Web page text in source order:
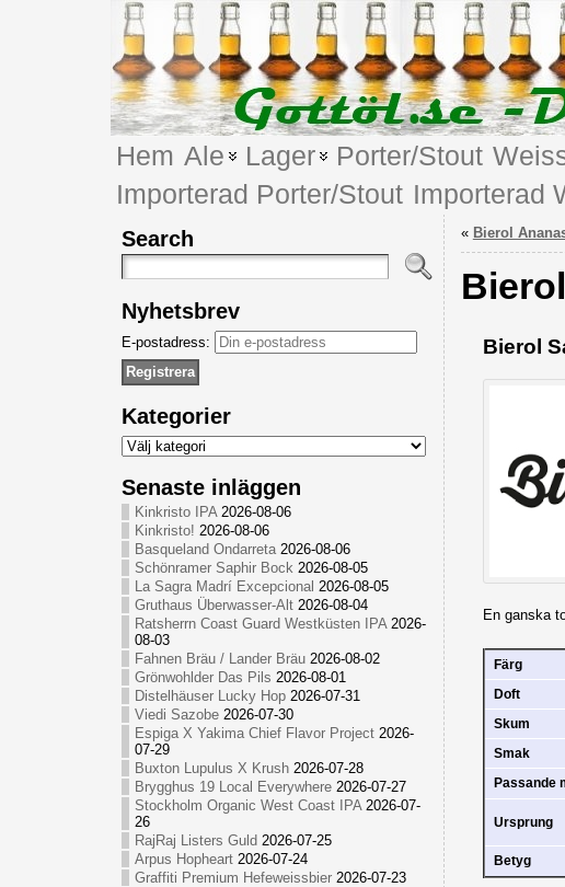
Hem Ale Lager Porter/Stout
Importerad Porter/Stout Importerad
Search
Nyhetsbrev
E-postadress:
Kategorier
Kategorier
Senaste inläggen
Kinkristo IPA 2026-08-06
Kinkristo! 2026-08-06
Basqueland Ondarreta 2026-08-06
Schönramer Saphir Bock 2026-08-05
La Sagra Madrí Excepcional 2026-08-05
Gruthaus Überwasser-Alt 2026-08-04
Ratsherrn Coast Guard Westküsten IPA 2026-
08-03
Fahnen Bräu / Lander Bräu 2026-08-02
Grönwohlder Das Pils 2026-08-01
Distelhäuser Lucky Hop 2026-07-31
Viedi Sazobe 2026-07-30
Espiga X Yakima Chief Flavor Project 2026-
07-29
Buxton Lupulus X Krush 2026-07-28
Brygghus 19 Local Everywhere 2026-07-27
Stockholm Organic West Coast IPA 2026-07-
26
RajRaj Listers Guld 2026-07-25
Arpus Hopheart 2026-07-24
Graffiti Premium Hefeweissbier 2026-07-23
« Bierol
Bierol
En ganska
Färg
Doft
Skum
Smak
Passande
Ursprung
Betyg